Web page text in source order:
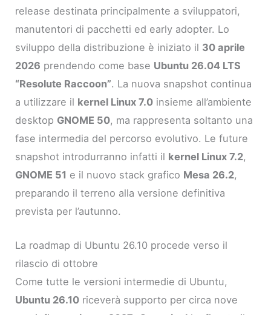
release destinata principalmente a sviluppatori,
manutentori di pacchetti ed early adopter. Lo
sviluppo della distribuzione è iniziato il 30 aprile
2026 prendendo come base Ubuntu 26.04 LTS
“Resolute Raccoon”. La nuova snapshot continua
a utilizzare il kernel Linux 7.0 insieme all’ambiente
desktop GNOME 50, ma rappresenta soltanto una
fase intermedia del percorso evolutivo. Le future
snapshot introdurranno infatti il kernel Linux 7.2,
GNOME 51 e il nuovo stack grafico Mesa 26.2,
preparando il terreno alla versione definitiva
prevista per l’autunno.
La roadmap di Ubuntu 26.10 procede verso il
rilascio di ottobre
Come tutte le versioni intermedie di Ubuntu,
Ubuntu 26.10 riceverà supporto per circa nove